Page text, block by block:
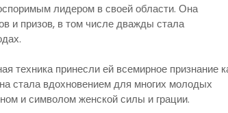
лидером в своей области. Она
и призов, в том числе дважды стала
техника принесли ей всемирное признание
стала вдохновением для многих молодых
и символом женской силы и грации.